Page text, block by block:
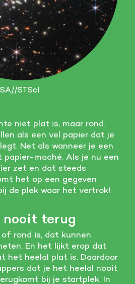
STScI
niet plat is, maar rond.
als een vel papier dat je
Net als wanneer je een
maché. Als je nu een
zet en dat steeds
het op een gegeven
de plek waar het vertrok!
terug
rond is, dat kunnen
En het lijkt erop dat
het heelal plat is. Daardoor
dat je het heelal nooit
bij je startplek. In